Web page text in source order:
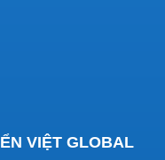
VIỆT GLOBAL